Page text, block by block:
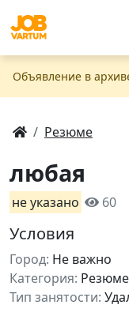
Объявление в
Резюме
любая
не указано 60
Условия
Город: Не важно
Категория: Резюме
Тип занятости: